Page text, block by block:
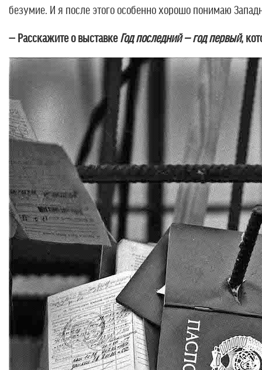
безумие. И я после этого особенно хорошо понимаю
— Расскажите о выставкеГод последний — год первый,